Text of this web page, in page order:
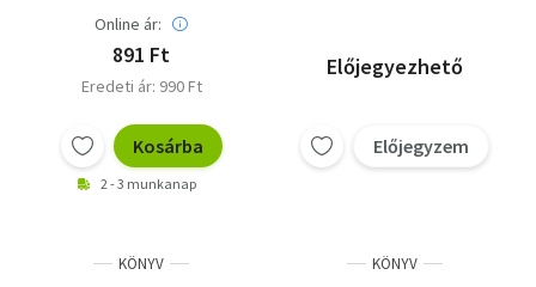
Online ár:
891 Ft
Eredeti ár: 990 Ft
Kosárba
2 - 3 munkanap
Előjegyezhető
Előjegyzem
KÖNYV KÖNYV